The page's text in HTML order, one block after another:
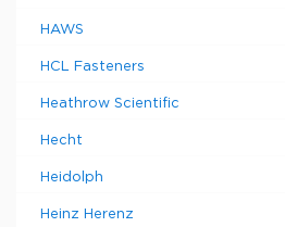
HAWS
HCL Fasteners
Heathrow Scientific
Hecht
Heidolph
Heinz Herenz